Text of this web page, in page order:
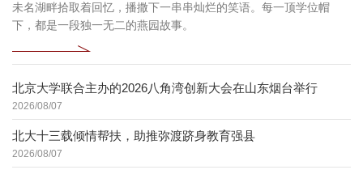
未名湖畔拾取着回忆，播撒下一串串灿烂的笑语。每一顶学位帽
下，都是一段独一无二的燕园故事。
北京大学联合主办的2026八角湾创新大会在山东烟台举行
2026/08/07
北大十三载倾情帮扶，助推弥渡跻身教育强县
2026/08/07